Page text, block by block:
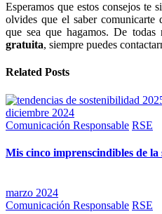
Esperamos que estos consejos te
olvides que el saber comunicarte
que sea que hagamos. De todas
gratuita, siempre puedes
Related Posts
diciembre 2024
Comunicación Responsable RSE
Mis cinco imprenscindibles de la
marzo 2024
Comunicación Responsable RSE